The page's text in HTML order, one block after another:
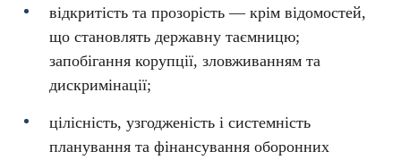
відкритість та прозорість — крім відомостей,
що становлять державну таємницю;
запобігання корупції, зловживанням та
дискримінації;
цілісність, узгодженість і системність
планування та фінансування оборонних